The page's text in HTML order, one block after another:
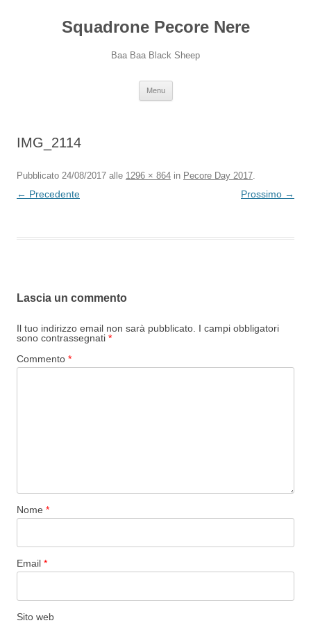
Squadrone Pecore Nere
Baa Baa Black Sheep
Menu
IMG_2114
Pubblicato 24/08/2017 alle 1296 × 864 in Pecore Day 2017.
← Precedente Prossimo →
Lascia un commento
Il tuo indirizzo email non sarà pubblicato. I campi obbligatori
sono contrassegnati *
Commento *
Nome *
Email *
Sito web